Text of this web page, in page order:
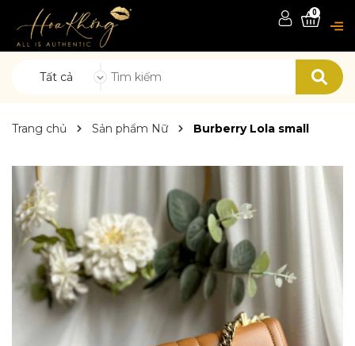
Tất cả
0
Trang chủ Sản phẩm Nữ Burberry Lola small